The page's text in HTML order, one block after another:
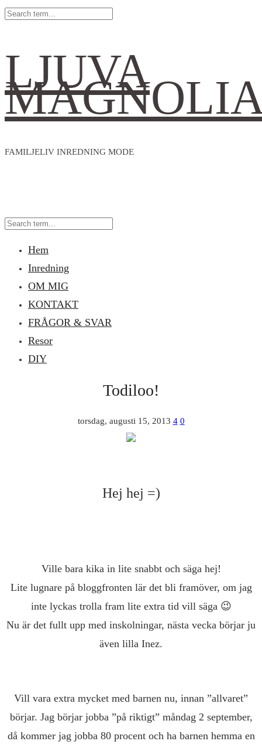
LJUVA
FAMILJELIV INREDNING MODE
Hem
Inredning
OM MIG
KONTAKT
FRÅGOR & SVAR
Resor
DIY
Todiloo!
torsdag, augusti 15, 2013 4 0
Hej hej =)
Ville bara kika in lite snabbt och säga hej!
Lite lugnare på bloggfronten lär det bli framöver, om jag
inte lyckas trolla fram lite extra tid vill säga 😉
Nu är det fullt upp med inskolningar, nästa vecka börjar ju
även lilla Inez.
Vill vara extra mycket med barnen nu, innan ”allvaret”
börjar. Jag börjar jobba ”på riktigt” måndag 2 september,
då kommer jag jobba 80 procent och ha barnen hemma en